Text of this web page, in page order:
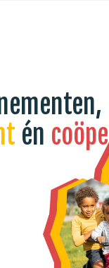
én